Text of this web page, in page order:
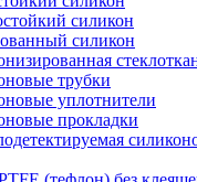
силикон
силикон
трубки
уплотнители
прокладки